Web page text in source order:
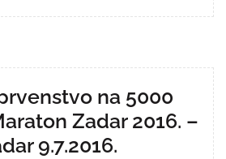
na 5000
Zadar 2016. –
9.7.2016.